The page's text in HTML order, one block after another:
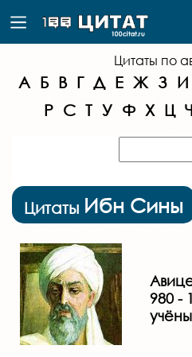
Цитаты по
А Б В Г Д Е Ж З И
Р С Т У Ф Х Ц Ч
Цитаты Ибн Сины
980 -